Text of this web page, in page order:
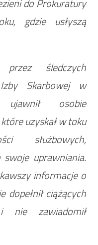
gdzie usłyszą
przez śledczych
Skarbowej w
ujawnił osobie
uzyskał w toku
służbowych,
uprawniania.
informacje o
dopełnił ciążących
zawiadomił